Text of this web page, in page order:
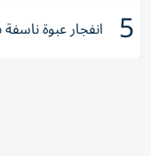
5 انفجار عبوة